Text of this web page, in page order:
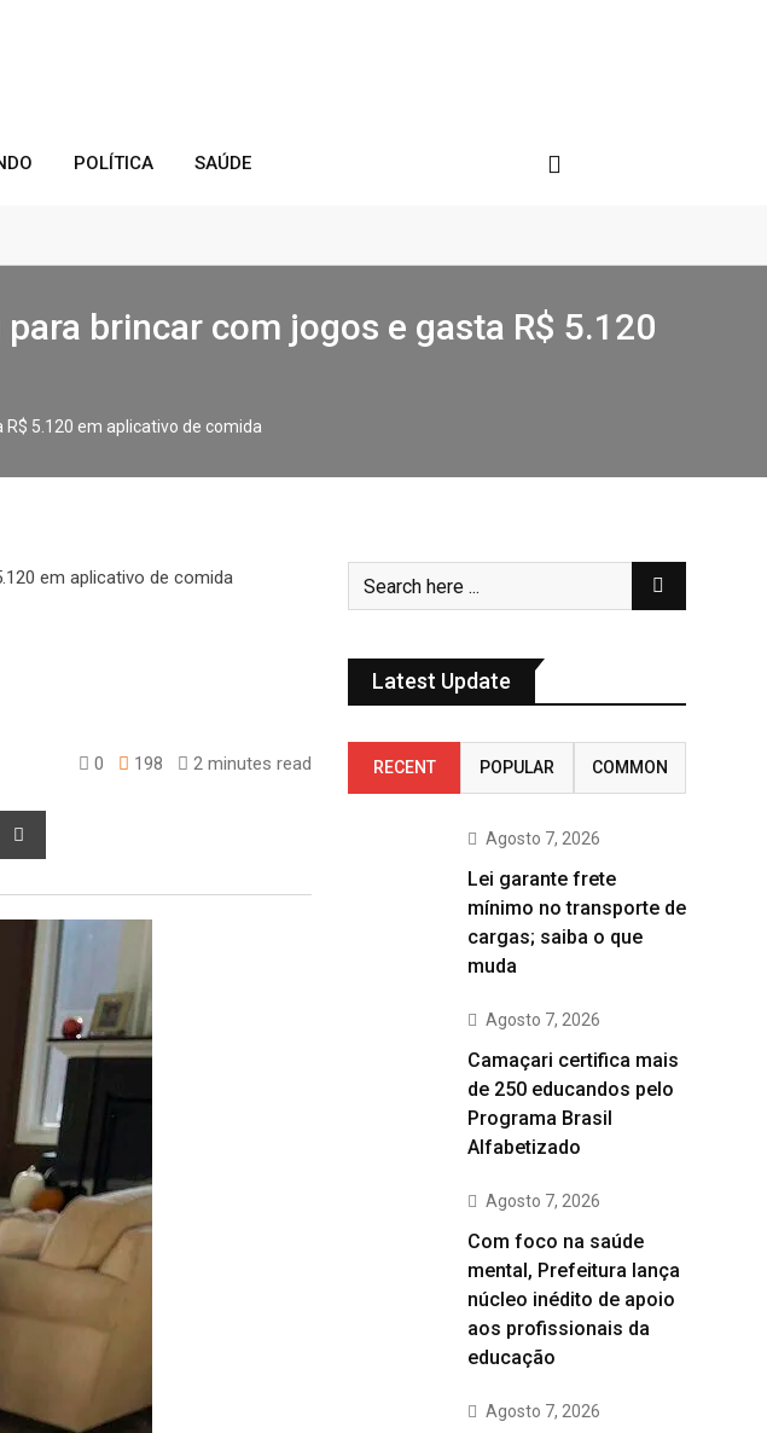
POLÍTICA SAÚDE
brincar com jogos e gasta R$ 5.120
5.120 em aplicativo de comida
0 198 2 minutes read
Latest Update
RECENT POPULAR COMMON
Agosto 7, 2026
Lei garante frete
mínimo no transporte de
cargas; saiba o que
muda
Agosto 7, 2026
Camaçari certifica mais
de 250 educandos pelo
Programa Brasil
Alfabetizado
Agosto 7, 2026
Com foco na saúde
mental, Prefeitura lança
núcleo inédito de apoio
aos profissionais da
educação
Agosto 7, 2026